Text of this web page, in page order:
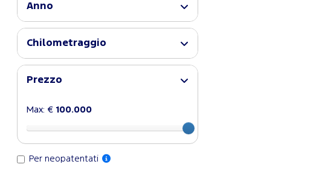
Anno
Chilometraggio
Prezzo
Max: € 100.000
Per neopatentati